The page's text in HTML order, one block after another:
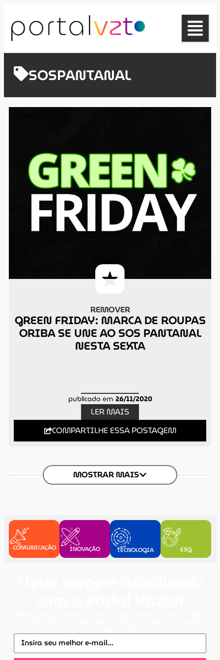
SOSPANTANAL
REMOVER
GREEN FRIDAY: MARCA DE ROUPAS
ORIBA SE UNE AO SOS PANTANAL
NESTA SEXTA
publicado em 26/11/2020
LER MAIS
COMPARTILHE ESSA POSTAGEM
MOSTRAR MAIS
COMUNICAÇÃO INOVAÇÃO TECNOLOGIA ESG